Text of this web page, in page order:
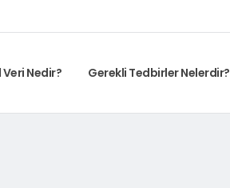
Veri Nedir? Gerekli Tedbirler Nelerdir?